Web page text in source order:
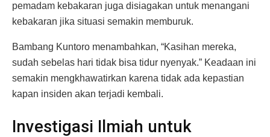
pemadam kebakaran juga disiagakan untuk menangani
kebakaran jika situasi semakin memburuk.
Bambang Kuntoro menambahkan, “Kasihan mereka,
sudah sebelas hari tidak bisa tidur nyenyak.” Keadaan ini
semakin mengkhawatirkan karena tidak ada kepastian
kapan insiden akan terjadi kembali.
Investigasi Ilmiah untuk